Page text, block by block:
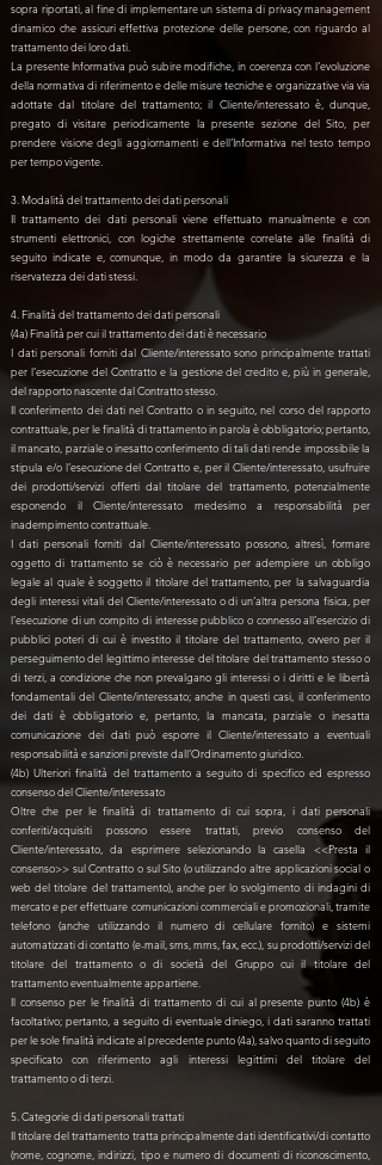
sopra riportati, al fine di implementare un sistema di privacy management
dinamico che assicuri effettiva protezione delle persone, con riguardo al
trattamento dei loro dati.
La presente Informativa può subire modifiche, in coerenza con l’evoluzione
della normativa di riferimento e delle misure tecniche e organizzative via via
adottate dal titolare del trattamento; il Cliente/interessato è, dunque,
pregato di visitare periodicamente la presente sezione del Sito, per
prendere visione degli aggiornamenti e dell’Informativa nel testo tempo
per tempo vigente.
3. Modalità del trattamento dei dati personali
Il trattamento dei dati personali viene effettuato manualmente e con
strumenti elettronici, con logiche strettamente correlate alle finalità di
seguito indicate e, comunque, in modo da garantire la sicurezza e la
riservatezza dei dati stessi.
4. Finalità del trattamento dei dati personali
(4a) Finalità per cui il trattamento dei dati è necessario
I dati personali forniti dal Cliente/interessato sono principalmente trattati
per l’esecuzione del Contratto e la gestione del credito e, più in generale,
del rapporto nascente dal Contratto stesso.
Il conferimento dei dati nel Contratto o in seguito, nel corso del rapporto
contrattuale, per le finalità di trattamento in parola è obbligatorio; pertanto,
il mancato, parziale o inesatto conferimento di tali dati rende impossibile la
stipula e/o l’esecuzione del Contratto e, per il Cliente/interessato, usufruire
dei prodotti/servizi offerti dal titolare del trattamento, potenzialmente
esponendo il Cliente/interessato medesimo a responsabilità per
inadempimento contrattuale.
I dati personali forniti dal Cliente/interessato possono, altresì, formare
oggetto di trattamento se ciò è necessario per adempiere un obbligo
legale al quale è soggetto il titolare del trattamento, per la salvaguardia
degli interessi vitali del Cliente/interessato o di un’altra persona fisica, per
l’esecuzione di un compito di interesse pubblico o connesso all’esercizio di
pubblici poteri di cui è investito il titolare del trattamento, ovvero per il
perseguimento del legittimo interesse del titolare del trattamento stesso o
di terzi, a condizione che non prevalgano gli interessi o i diritti e le libertà
fondamentali del Cliente/interessato; anche in questi casi, il conferimento
dei dati è obbligatorio e, pertanto, la mancata, parziale o inesatta
comunicazione dei dati può esporre il Cliente/interessato a eventuali
responsabilità e sanzioni previste dall’Ordinamento giuridico.
(4b) Ulteriori finalità del trattamento a seguito di specifico ed espresso
consenso del Cliente/interessato
Oltre che per le finalità di trattamento di cui sopra, i dati personali
conferiti/acquisiti possono essere trattati, previo consenso del
Cliente/interessato, da esprimere selezionando la casella <<Presta il
consenso>> sul Contratto o sul Sito (o utilizzando altre applicazioni social o
web del titolare del trattamento), anche per lo svolgimento di indagini di
mercato e per effettuare comunicazioni commerciali e promozionali, tramite
telefono (anche utilizzando il numero di cellulare fornito) e sistemi
automatizzati di contatto (e-mail, sms, mms, fax, ecc.), su prodotti/servizi del
titolare del trattamento o di società del Gruppo cui il titolare del
trattamento eventualmente appartiene.
Il consenso per le finalità di trattamento di cui al presente punto (4b) è
facoltativo; pertanto, a seguito di eventuale diniego, i dati saranno trattati
per le sole finalità indicate al precedente punto (4a), salvo quanto di seguito
specificato con riferimento agli interessi legittimi del titolare del
trattamento o di terzi.
5. Categorie di dati personali trattati
Il titolare del trattamento tratta principalmente dati identificativi/di contatto
(nome, cognome, indirizzi, tipo e numero di documenti di riconoscimento,